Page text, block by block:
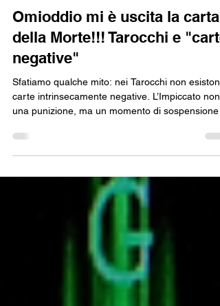
2 ago 2025
Omioddio mi è uscita la carta
della Morte!!! Tarocchi e "carte
negative"
Sfatiamo qualche mito: nei Tarocchi non esistono
una punizione, ma un momento di sospensione
cambiamento; la Morte è trasformazione; il
Diavolo ci invita a guardare le nostre ombre; la
“oscuro” è una tappa necessaria del viaggio del
Matto, un’occasione per lasciare il passato e
accogliere il nuovo con maggiore